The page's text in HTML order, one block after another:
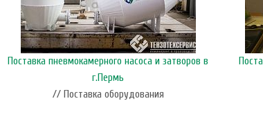
Поставка пневмокамерного насоса и затворов в
г.Пермь
// Поставка оборудования